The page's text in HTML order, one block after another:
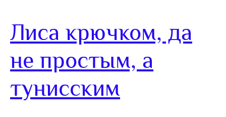
Лиса крючком, да
не простым, а
тунисским